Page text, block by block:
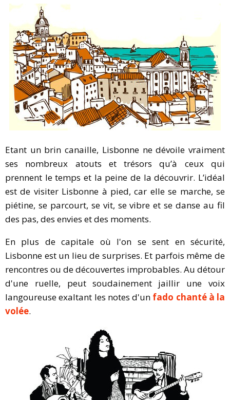
Etant un brin canaille, Lisbonne ne dévoile vraiment
ses nombreux atouts et trésors qu’à ceux qui
prennent le temps et la peine de la découvrir. L’idéal
est de visiter Lisbonne à pied, car elle se marche, se
piétine, se parcourt, se vit, se vibre et se danse au fil
des pas, des envies et des moments.
En plus de capitale où l'on se sent en sécurité,
Lisbonne est un lieu de surprises. Et parfois même de
rencontres ou de découvertes improbables. Au détour
d'une ruelle, peut soudainement jaillir une voix
langoureuse exaltant les notes d'un fado chanté à la
volée.